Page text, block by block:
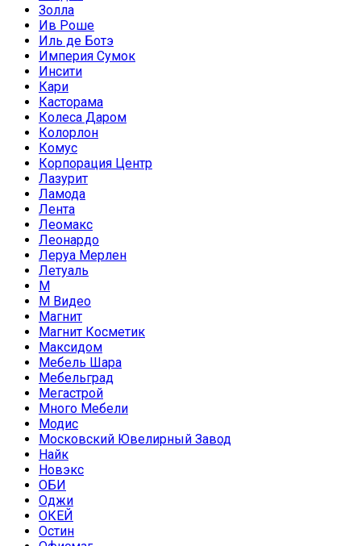
Золла
Ив Роше
Иль де Ботэ
Империя Сумок
Инсити
Кари
Касторама
Колеса Даром
Колорлон
Комус
Корпорация Центр
Лазурит
Ламода
Лента
Леомакс
Леонардо
Леруа Мерлен
Летуаль
М
М Видео
Магнит
Магнит Косметик
Максидом
Мебель Шара
Мебельград
Мегастрой
Много Мебели
Модис
Московский Ювелирный Завод
Найк
Новэкс
ОБИ
Оджи
ОКЕЙ
Остин